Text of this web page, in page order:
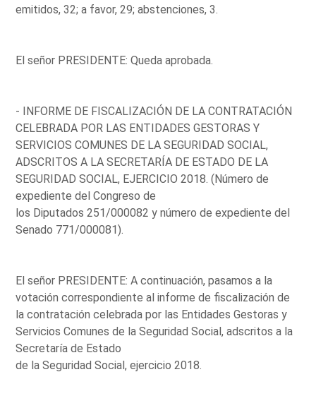
emitidos, 32; a favor, 29; abstenciones, 3.
El señor PRESIDENTE: Queda aprobada.
- INFORME DE FISCALIZACIÓN DE LA CONTRATACIÓN
CELEBRADA POR LAS ENTIDADES GESTORAS Y
SERVICIOS COMUNES DE LA SEGURIDAD SOCIAL,
ADSCRITOS A LA SECRETARÍA DE ESTADO DE LA
SEGURIDAD SOCIAL, EJERCICIO 2018. (Número de
expediente del Congreso de
los Diputados 251/000082 y número de expediente del
Senado 771/000081).
El señor PRESIDENTE: A continuación, pasamos a la
votación correspondiente al informe de fiscalización de
la contratación celebrada por las Entidades Gestoras y
Servicios Comunes de la Seguridad Social, adscritos a la
Secretaría de Estado
de la Seguridad Social, ejercicio 2018.